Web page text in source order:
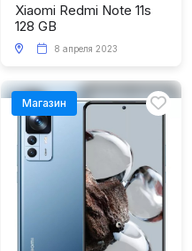
Xiaomi Redmi Note 11s
128 GB
8 апреля 2023
Магазин